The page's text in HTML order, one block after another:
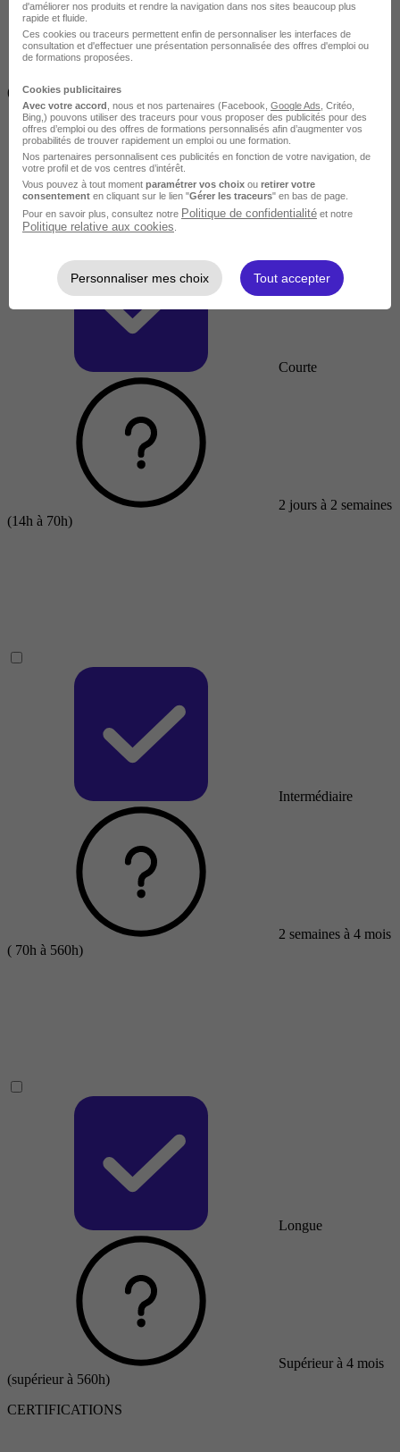
(14h)
Courte
2 jours à 2 semaines
(14h à 70h)
Intermédiaire
2 semaines à 4 mois
( 70h à 560h)
Longue
Supérieur à 4 mois
(supérieur à 560h)
CERTIFICATIONS
d'améliorer nos produits et rendre la navigation dans nos sites beaucoup plus
rapide et fluide.
Ces cookies ou traceurs permettent enfin de personnaliser les interfaces de
consultation et d'effectuer une présentation personnalisée des offres d'emploi ou
de formations proposées.
Cookies publicitaires
Avec votre accord , nous et nos partenaires (Facebook, Google Ads , Critéo,
Bing,) pouvons utiliser des traceurs pour vous proposer des publicités pour des
offres d’emploi ou des offres de formations personnalisés afin d’augmenter vos
probabilités de trouver rapidement un emploi ou une formation.
Nos partenaires personnalisent ces publicités en fonction de votre navigation, de
votre profil et de vos centres d’intérêt.
Vous pouvez à tout moment paramétrer vos choix ou retirer votre
consentement en cliquant sur le lien "Gérer les traceurs" en bas de page.
Pour en savoir plus, consultez notre Politique de confidentialité et notre
Politique relative aux cookies
Personnaliser mes choix Tout accepter